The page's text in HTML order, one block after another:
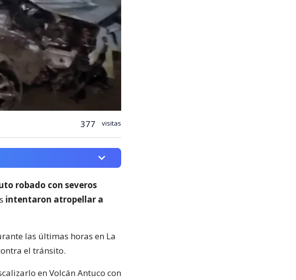
377 visitas
robado con severos
intentaron atropellar a
las últimas horas en La
el tránsito.
en Volcán Antuco con